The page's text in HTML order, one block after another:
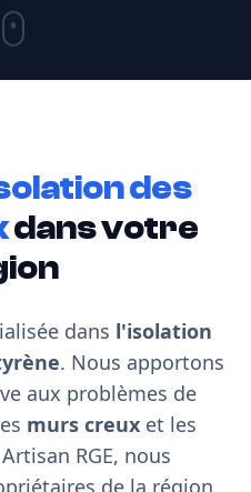
des
dans votre
dans l'isolation
. Nous apportons
aux problèmes de
murs creux et les
RGE, nous
de la région